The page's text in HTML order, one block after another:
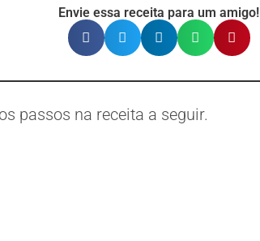
Envie essa receita para um amigo!
passos na receita a seguir.